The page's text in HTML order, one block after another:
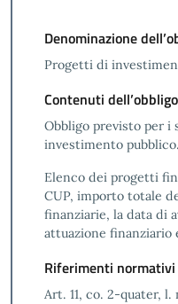
Denominazione
Progetti di
Contenuti dell’obbligo
Obbligo previsto per
investimento pubblico.
Elenco dei progetti
CUP, importo totale
finanziarie, la data di
attuazione finanziario
Riferimenti normativi
Art. 11, co. 2-quater,